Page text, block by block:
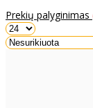
Prekių palyginimas